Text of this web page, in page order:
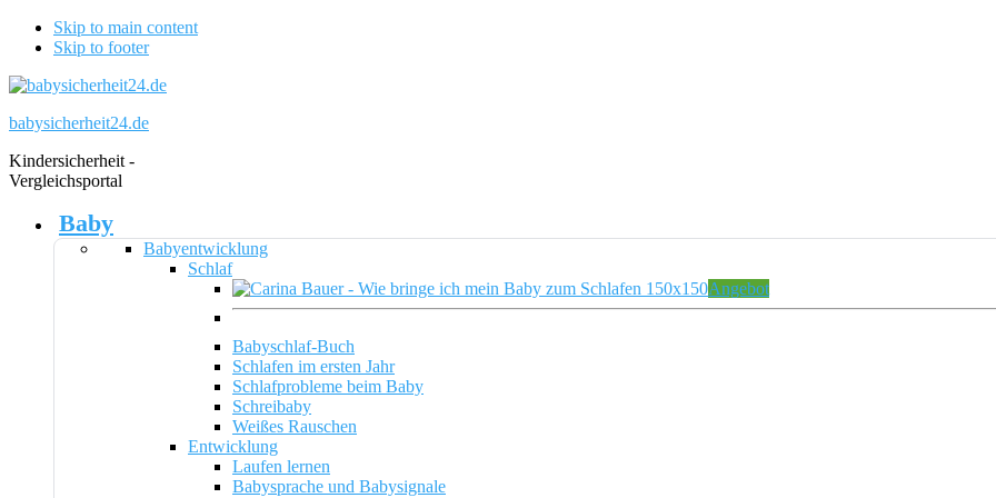
Skip to main content
Skip to footer
babysicherheit24.de
Kindersicherheit -
Vergleichsportal
Baby
Babyentwicklung
Schlaf
Angebot
Babyschlaf-Buch
Schlafen im ersten Jahr
Schlafprobleme beim Baby
Schreibaby
Weißes Rauschen
Entwicklung
Laufen lernen
Babysprache und Babysignale